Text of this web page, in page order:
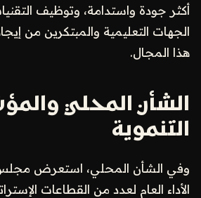
أكثر جودة واستدامة، وتوظيف
الجهات التعليمية والمبتكرين من
هذا المجال.
الشأن المحلي
التنموية
وفي الشأن المحلي، استعرض مجلس
الأداء العام لعدد من القطاعات